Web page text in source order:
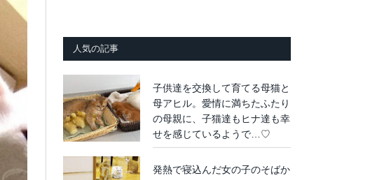
人気の記事
子供達を交換して育てる母猫と
母アヒル。愛情に満ちたふたり
の母親に、子猫達もヒナ達も幸
せを感じているようで…♡
発熱で寝込んだ女の子のそばか